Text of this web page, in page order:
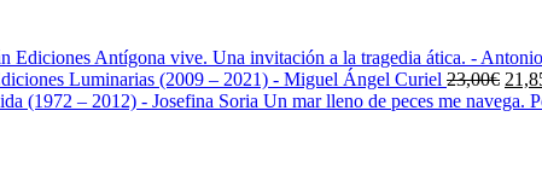
Antígona vive. Una invitación a la tragedia ática. -
Luminarias (2009 – 2021) - Miguel Ángel Curiel 23,00€ El
Un mar lleno de peces me navega.